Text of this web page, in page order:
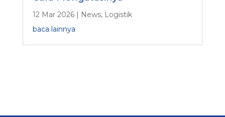
12 Mar 2026| News, Logistik
baca lainnya